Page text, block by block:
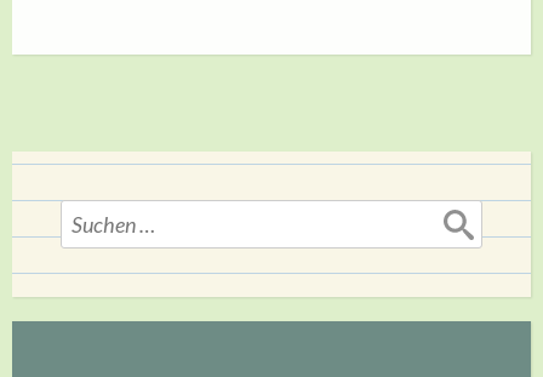
Suchen
nach: